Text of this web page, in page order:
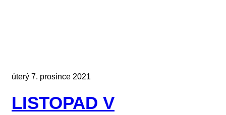
úterý 7. prosince 2021
LISTOPAD V